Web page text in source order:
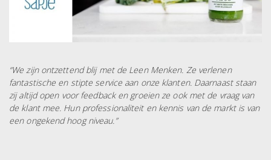
“We zijn ontzettend blij met de Leen Menken. Ze verlenen
fantastische en stipte service aan onze klanten. Daarnaast staan
zij altijd open voor feedback en groeien ze ook met de vraag van
de klant mee. Hun professionaliteit en kennis van de markt is van
een ongekend hoog niveau.”